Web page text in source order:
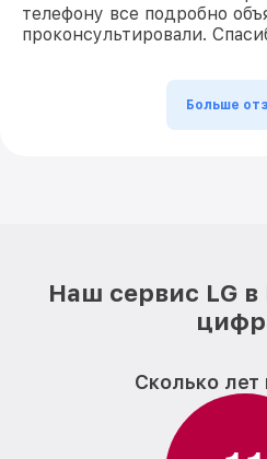
телефону все подробно
проконсультировали.
Больше
Наш сервис LG
Сколько лет